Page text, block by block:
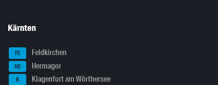
Kärnten
FE Feldkirchen
HE Hermagor
K Klagenfurt am Wörthersee